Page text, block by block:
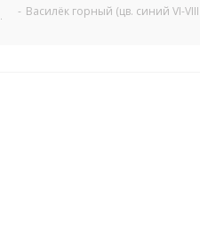
- Василёк горный (цв. синий VI-